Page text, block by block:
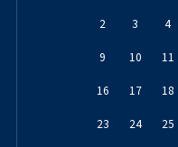
2 3 4
9 10 11
16 17 18
23 24 25